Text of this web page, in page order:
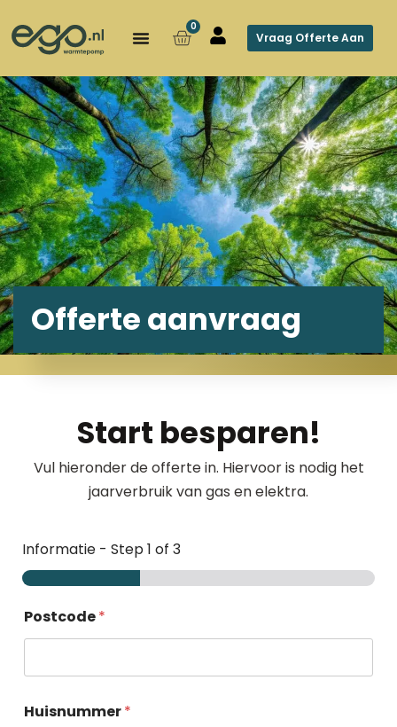
0
Vraag Offerte Aan
Offerte aanvraag
Start besparen!
Vul hieronder de offerte in. Hiervoor is nodig het
jaarverbruik van gas en elektra.
Informatie - Step1 of 3
Postcode*
Huisnummer*